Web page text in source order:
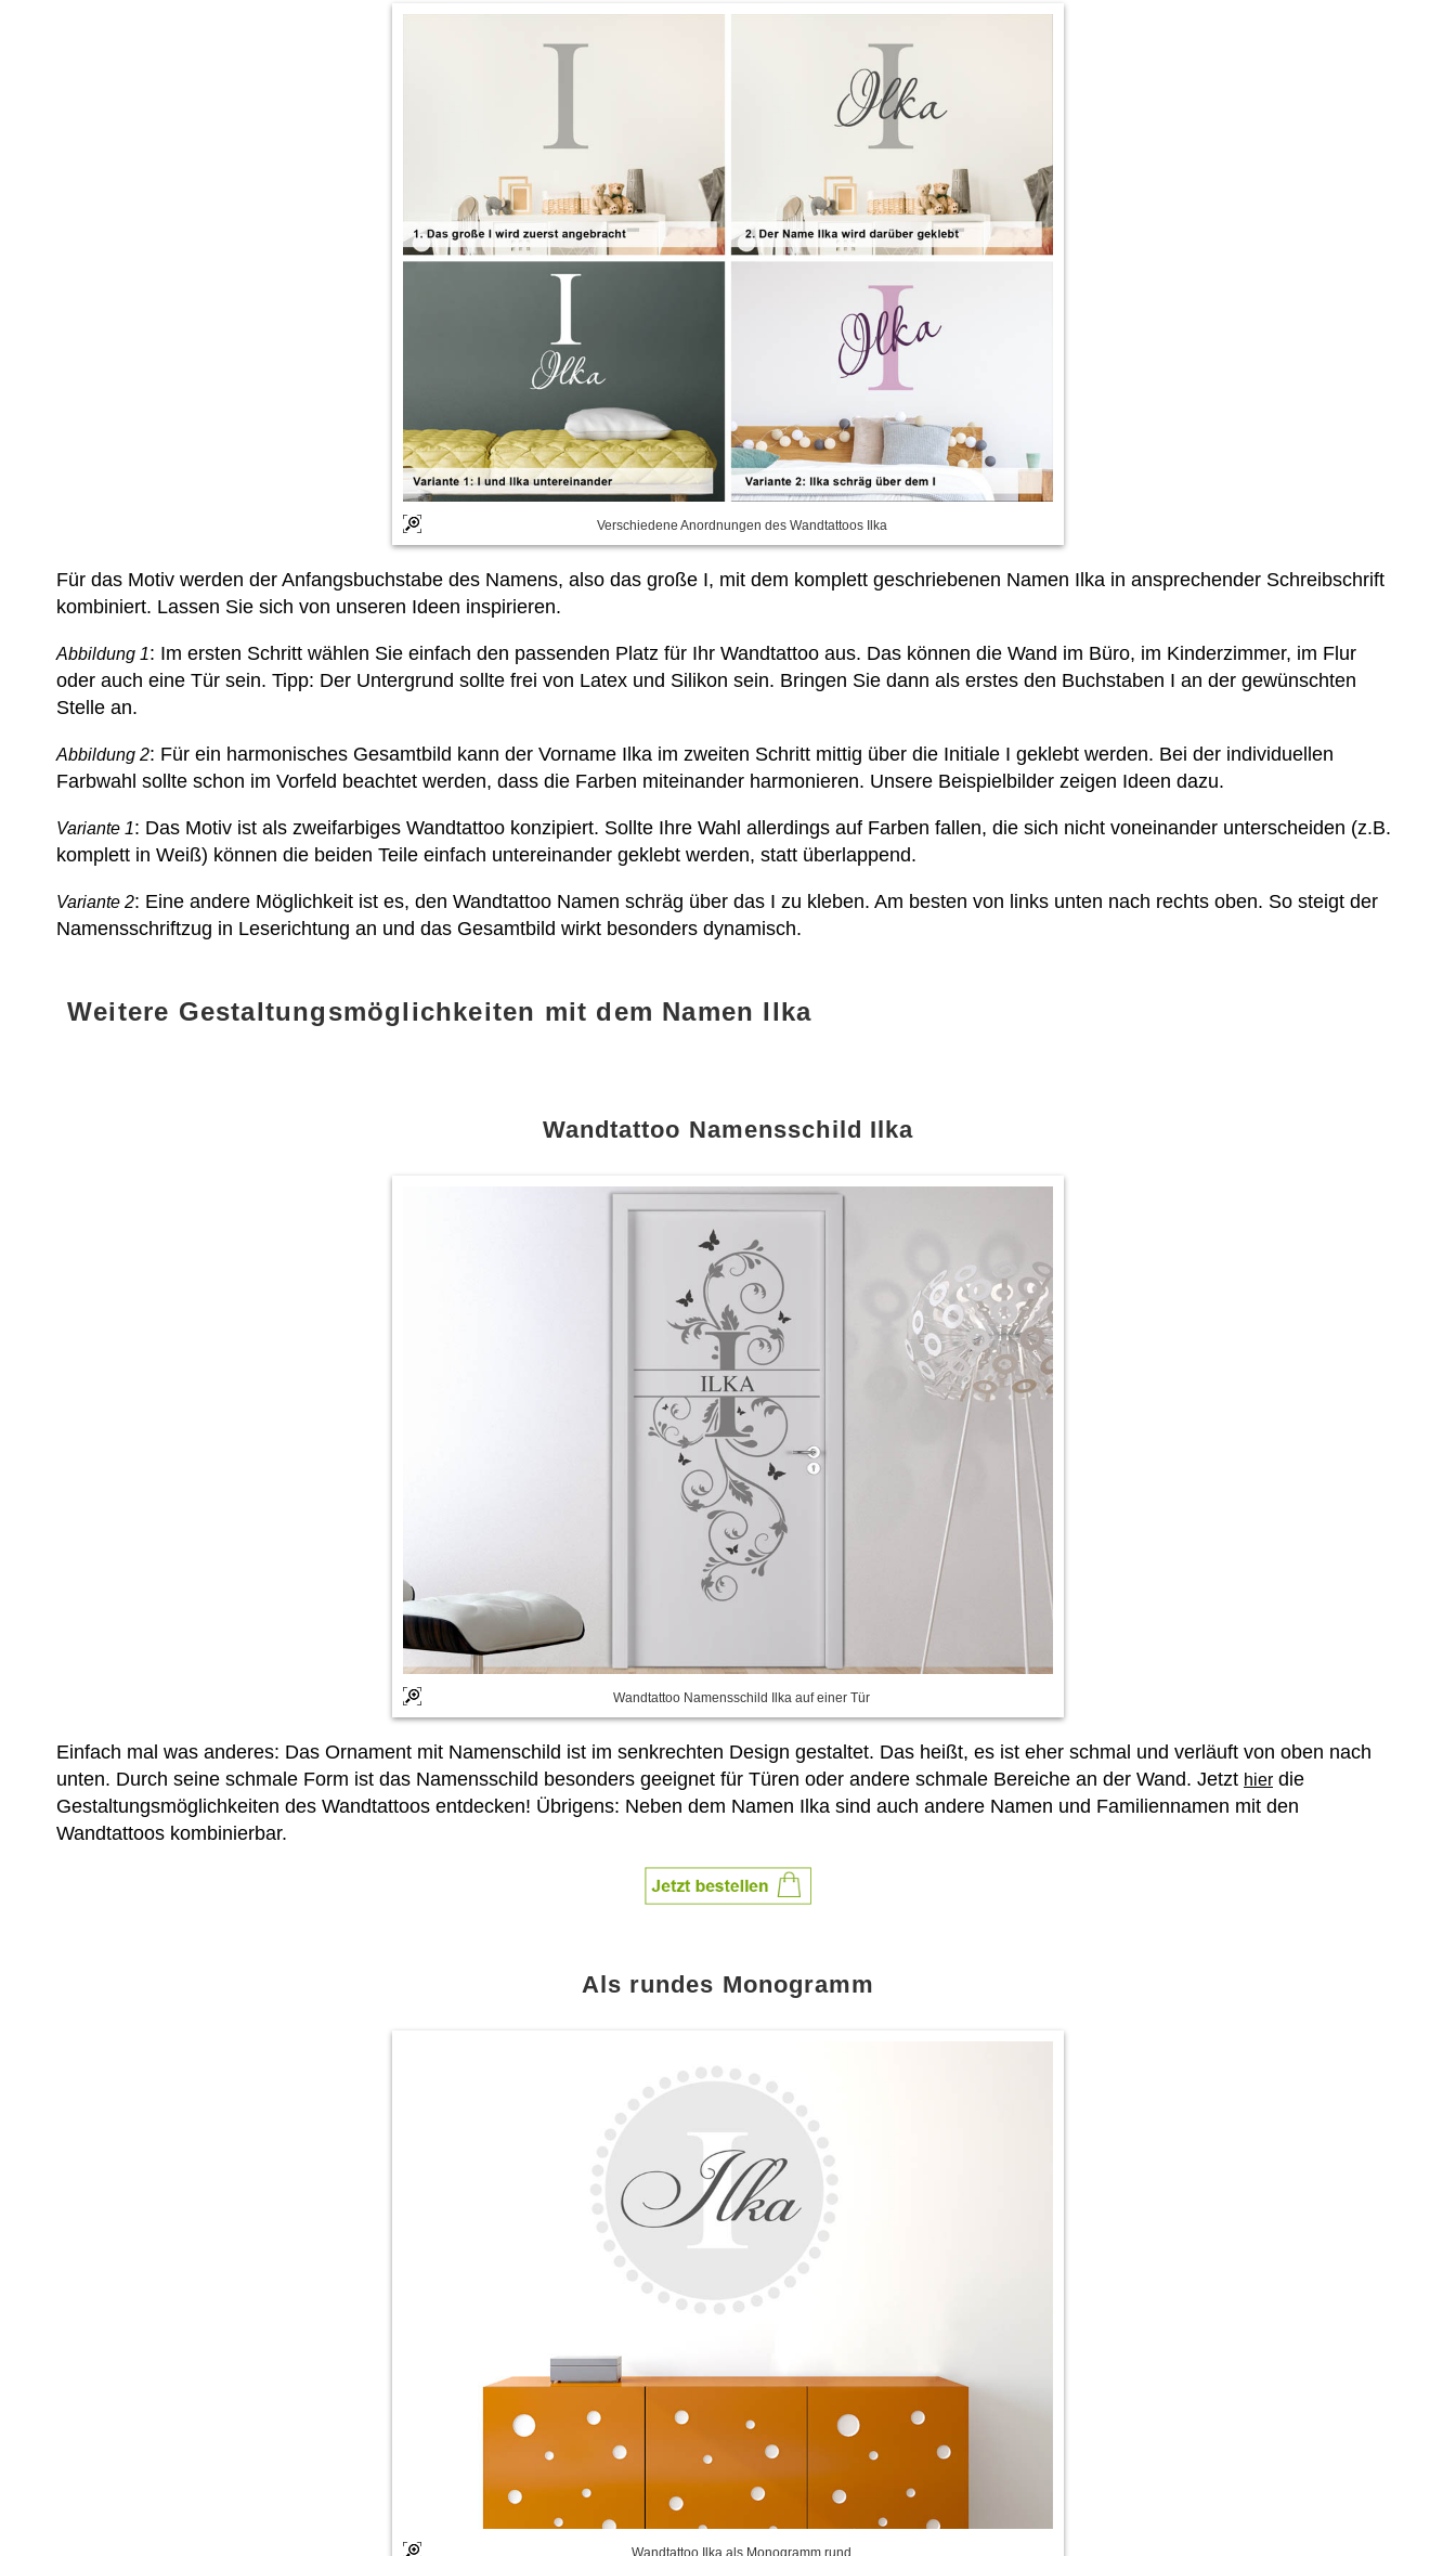
Verschiedene Anordnungen des Wandtattoos Ilka
Für das Motiv werden der Anfangsbuchstabe des Namens, also das große I, mit dem komplett geschriebenen Namen Ilka in ansprechender Schreibschrift
kombiniert. Lassen Sie sich von unseren Ideen inspirieren.
Abbildung 1: Im ersten Schritt wählen Sie einfach den passenden Platz für Ihr Wandtattoo aus. Das können die Wand im Büro, im Kinderzimmer, im Flur
oder auch eine Tür sein. Tipp: Der Untergrund sollte frei von Latex und Silikon sein. Bringen Sie dann als erstes den Buchstaben I an der gewünschten
Stelle an.
Abbildung 2: Für ein harmonisches Gesamtbild kann der Vorname Ilka im zweiten Schritt mittig über die Initiale I geklebt werden. Bei der individuellen
Farbwahl sollte schon im Vorfeld beachtet werden, dass die Farben miteinander harmonieren. Unsere Beispielbilder zeigen Ideen dazu.
Variante 1: Das Motiv ist als zweifarbiges Wandtattoo konzipiert. Sollte Ihre Wahl allerdings auf Farben fallen, die sich nicht voneinander unterscheiden (z.B.
komplett in Weiß) können die beiden Teile einfach untereinander geklebt werden, statt überlappend.
Variante 2: Eine andere Möglichkeit ist es, den Wandtattoo Namen schräg über das I zu kleben. Am besten von links unten nach rechts oben. So steigt der
Namensschriftzug in Leserichtung an und das Gesamtbild wirkt besonders dynamisch.
Weitere Gestaltungsmöglichkeiten mit dem Namen Ilka
Wandtattoo Namensschild Ilka
Wandtattoo Namensschild Ilka auf einer Tür
Einfach mal was anderes: Das Ornament mit Namenschild ist im senkrechten Design gestaltet. Das heißt, es ist eher schmal und verläuft von oben nach
unten. Durch seine schmale Form ist das Namensschild besonders geeignet für Türen oder andere schmale Bereiche an der Wand. Jetzt hier die
Gestaltungsmöglichkeiten des Wandtattoos entdecken! Übrigens: Neben dem Namen Ilka sind auch andere Namen und Familiennamen mit den
Wandtattoos kombinierbar.
Als rundes Monogramm
Wandtattoo Ilka als Monogramm rund